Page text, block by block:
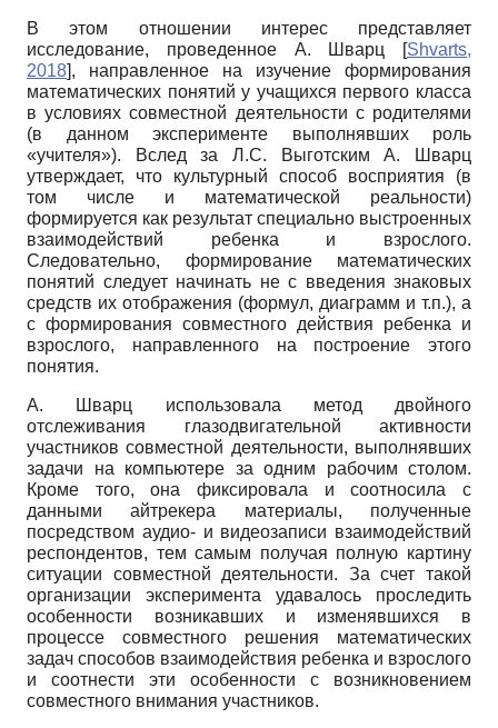
В этом отношении интерес представляет
исследование, проведенное А. Шварц
[Shvarts,
2018], направленное на изучение формирования
математических понятий у учащихся первого класса
в условиях совместной деятельности с родителями
(в данном эксперименте выполнявших роль
«учителя»). Вслед за Л.С. Выготским А. Шварц
утверждает, что культурный способ восприятия (в
том числе и математической реальности)
формируется как результат специально выстроенных
взаимодействий ребенка и взрослого.
Следовательно, формирование математических
понятий следует начинать не с введения знаковых
средств их отображения (формул, диаграмм и т.п.), а
с формирования совместного действия ребенка и
взрослого, направленного на построение этого
понятия.
А. Шварц использовала метод двойного
отслеживания глазодвигательной активности
участников совместной деятельности, выполнявших
задачи на компьютере за одним рабочим столом.
Кроме того, она фиксировала и соотносила с
данными айтрекера материалы, полученные
посредством аудио- и видеозаписи взаимодействий
респондентов, тем самым получая полную картину
ситуации совместной деятельности. За счет такой
организации эксперимента удавалось проследить
особенности возникавших и изменявшихся в
процессе совместного решения математических
задач способов взаимодействия ребенка и взрослого
и соотнести эти особенности с возникновением
совместного внимания участников.